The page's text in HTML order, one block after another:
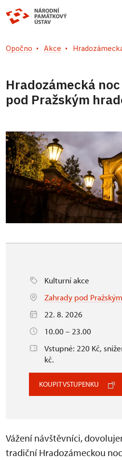
Opočno Akce
Hradozámecká
pod Pražským
Kulturní akce
Zahrady pod
22. 8. 2026
10.00 – 23.00
Vstupné: 220 Kč,
kč.
KOUPIT VSTUPENKU
Vážení návštěvníci,
tradiční Hradozámeckou